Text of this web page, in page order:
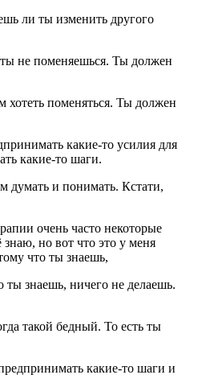
ли ты изменить другого
ты не поменяешься. Ты должен
поменяться. Ты должен
какие-то усилия для
какие-то шаги.
думать и понимать. Кстати,
очень часто некоторые
но вот что это у меня
что ты знаешь,
ты знаешь, ничего не делаешь.
такой бедный. То есть ты
какие-то шаги и